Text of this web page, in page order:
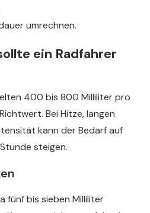
umrechnen.
ein Radfahrer
400 bis 800 Milliliter pro
Bei Hitze, langen
kann der Bedarf auf
steigen.
fünf bis sieben Milliliter